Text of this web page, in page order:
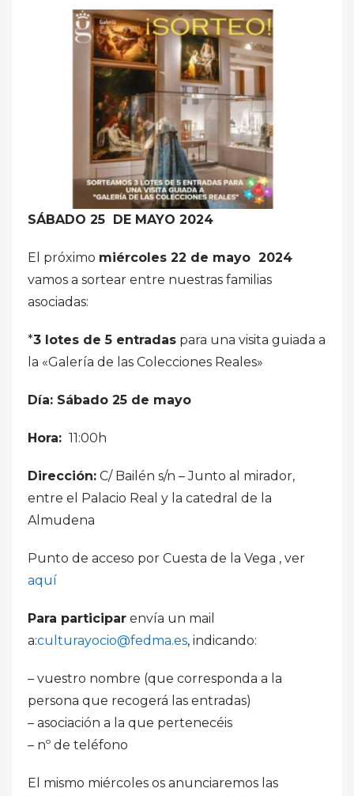
SÁBADO 25 DE MAYO 2024
El próximo miércoles 22 de mayo 2024
vamos a sortear entre nuestras familias
asociadas:
*3 lotes de 5 entradas para una visita guiada a
la «Galería de las Colecciones Reales»
Día: Sábado 25 de mayo
Hora: 11:00h
Dirección: C/ Bailén s/n – Junto al mirador,
entre el Palacio Real y la catedral de la
Almudena
Punto de acceso por Cuesta de la Vega , ver
aquí
Para participar envía un mail
a:culturayocio@fedma.es, indicando:
– vuestro nombre (que corresponda a la
persona que recogerá las entradas)
– asociación a la que pertenecéis
– nº de teléfono
El mismo miércoles os anunciaremos las